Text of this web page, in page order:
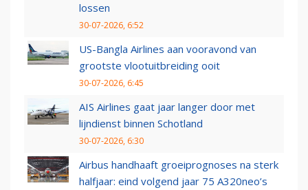
lossen
30-07-2026, 6:52
US-Bangla Airlines aan vooravond van
grootste vlootuitbreiding ooit
30-07-2026, 6:45
AIS Airlines gaat jaar langer door met
lijndienst binnen Schotland
30-07-2026, 6:30
Airbus handhaaft groeiprognoses na sterk
halfjaar: eind volgend jaar 75 A320neo’s